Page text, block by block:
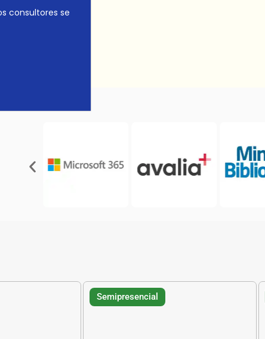
consultores se
Semipresencial